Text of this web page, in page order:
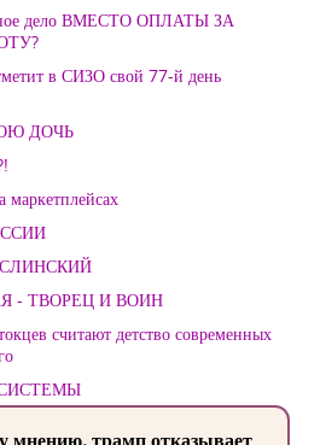
дело ВМЕСТО ОПЛАТЫ ЗА
в СИЗО свой 77-й день
ДОЧЬ
маркетплейсах
- ТВОРЕЦ И ВОИН
считают детство современных